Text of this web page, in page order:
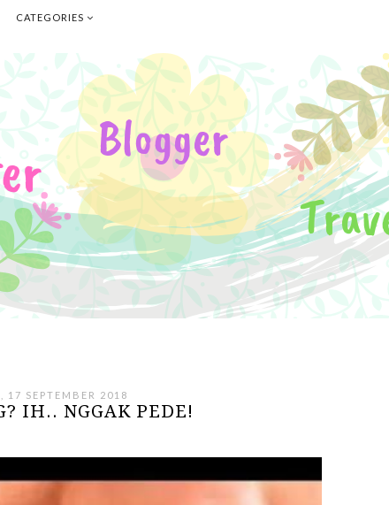
CATEGORIES
17 SEPTEMBER 2018
IH.. NGGAK PEDE!